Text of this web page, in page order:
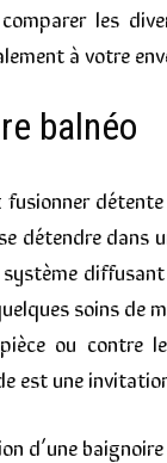
les
à votre
balnéo
fusionner
détendre dans
soins de
ou contre
est une
d’une